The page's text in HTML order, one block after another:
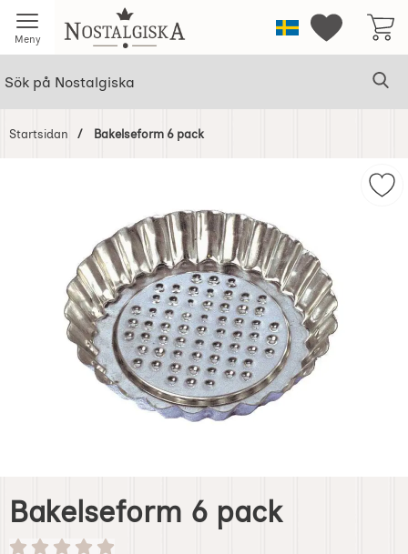
Meny Startsidan för NostalgiskaSverigeMina
Startsidan Bakelseform 6 pack
Bakelseform 6 pack